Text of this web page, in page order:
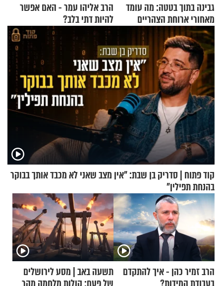
גבינה בתוך בטטה: מה עומד
מאחורי ארוחת הצהריים
שכבשה את הרשת?
הרב אליהו עמר - האם אפשר
להיות דתי בלב?
קוד פתוח | סדריק בן שבת: "אין מצב שאני לא מכבד אותך בבוקר
בהנחת תפילין"
הרב זמיר כהן - איך להתקדם
תשעה באב | מסע לירושלים